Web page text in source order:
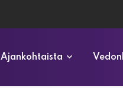
Ajankohtaista